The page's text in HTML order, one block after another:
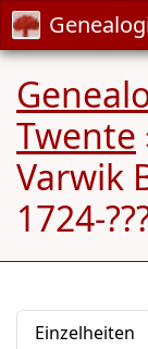
Twente
Varwik
1724-
Einzelheiten